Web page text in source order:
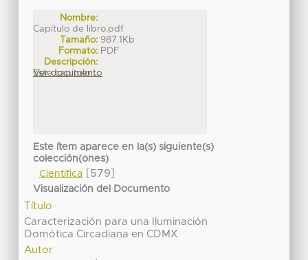
Nombre:
Capítulo de libro.pdf
Tamaño: 987.1Kb
Formato: PDF
Descripción:
Este capitulo ...
Ver documento
Este ítem aparece en la(s) siguiente(s)
colección(ones)
Científica[579]
Visualización del Documento
Título
Caracterización para una Iluminación
Domótica Circadiana en CDMX
Autor